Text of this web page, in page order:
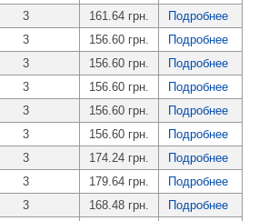
3 161.64 грн.
Подробнее
3 156.60 грн.
Подробнее
3 156.60 грн.
Подробнее
3 156.60 грн.
Подробнее
3 156.60 грн.
Подробнее
3 156.60 грн.
Подробнее
3 174.24 грн.
Подробнее
3 179.64 грн.
Подробнее
3 168.48 грн.
Подробнее